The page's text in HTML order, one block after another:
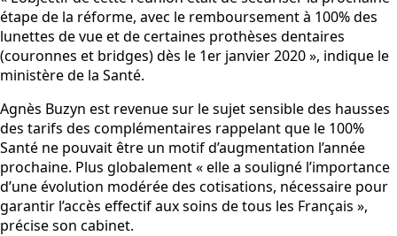
étape de la réforme, avec le remboursement à 100% des
lunettes de vue et de certaines prothèses dentaires
(couronnes et bridges) dès le 1er janvier 2020 », indique le
ministère de la Santé.
Agnès Buzyn est revenue sur le sujet sensible des hausses
des tarifs des complémentaires rappelant que le 100%
Santé ne pouvait être un motif d’augmentation l’année
prochaine. Plus globalement « elle a souligné l’importance
d’une évolution modérée des cotisations, nécessaire pour
garantir l’accès effectif aux soins de tous les Français »,
précise son cabinet.